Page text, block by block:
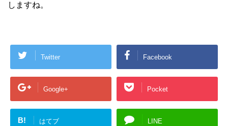
しますね。
Twitter Facebook
Google+ Pocket
B! はてブ LINE